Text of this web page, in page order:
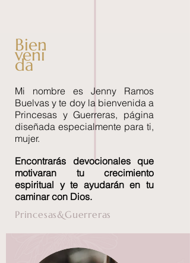
Bien
veni
da
Mi nombre es Jenny Ramos
Buelvas y te doy la bienvenida a
Princesas y Guerreras, página
diseñada especialmente para ti,
mujer.
Encontrarás devocionales que
motivaran tu crecimiento
espiritual y te ayudarán en tu
caminar con Dios.
Princesas&Guerreras